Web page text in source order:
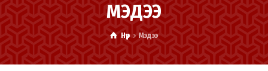
МЭДЭЭ
Нүүр Мэдээ